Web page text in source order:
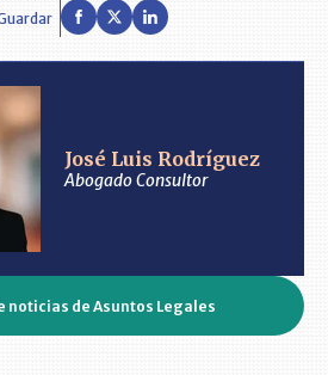
José Luis Rodríguez
Abogado Consultor
noticias de Asuntos Legales